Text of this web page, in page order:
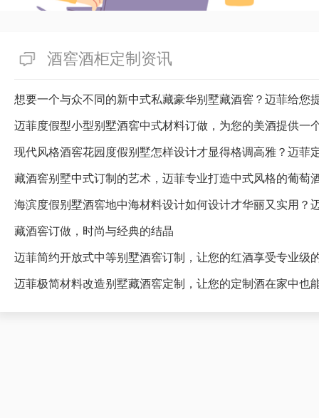
酒窖酒柜定制资讯
想要一个与众不同的新中式私藏豪华别墅藏酒窖？迈菲给您
迈菲度假型小型别墅酒窖中式材料订做，为您的美酒提供一
藏酒窖别墅中式订制的艺术，迈菲专业打造中式风格的葡萄
海滨度假别墅酒窖地中海材料设计如何设计才华丽又实用？
藏酒窖订做，时尚与经典的结晶
迈菲简约开放式中等别墅酒窖订制，让您的红酒享受专业级
迈菲极简材料改造别墅藏酒窖定制，让您的定制酒在家中也